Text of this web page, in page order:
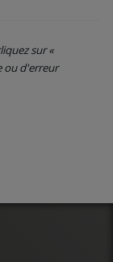
sur «
ou d'erreur